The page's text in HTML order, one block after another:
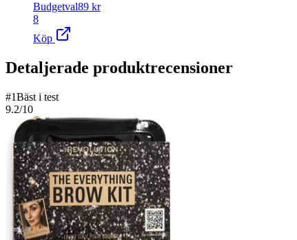
Budgetval89 kr
8
Köp
Detaljerade produktrecensioner
#1Bäst i test
9.2/10